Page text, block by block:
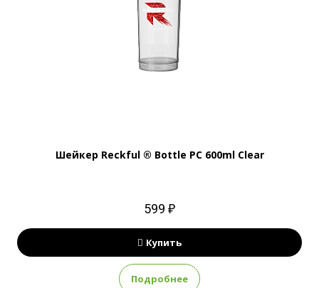
Шейкер Reckful ® Bottle PC 600ml Clear
599 ₽
Купить
Подробнее